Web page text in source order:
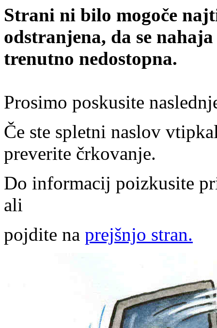
Strani ni bilo mogoče
odstranjena, da se
trenutno nedostopna.
Prosimo poskusite
Če ste spletni naslov
preverite črkovanje.
Do informacij poizkusite
ali
pojdite na prejšnjo stran.